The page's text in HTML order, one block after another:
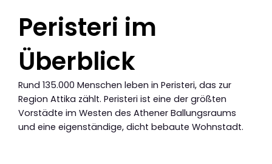
Peristeri im
Überblick
Rund 135.000 Menschen leben in Peristeri, das zur
Region Attika zählt. Peristeri ist eine der größten
Vorstädte im Westen des Athener Ballungsraums
und eine eigenständige, dicht bebaute Wohnstadt.